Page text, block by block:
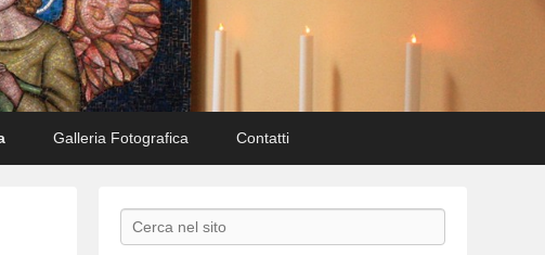
Galleria Fotografica Contatti
Search